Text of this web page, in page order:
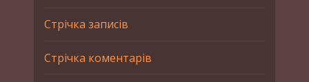
Стрічка записів
Стрічка коментарів